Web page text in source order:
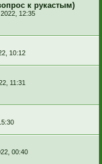
к рукастым)
12:35
10:12
11:31
00:40